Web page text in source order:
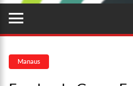
15:01
Carro envolvido em
equipamentos aos
Manaus